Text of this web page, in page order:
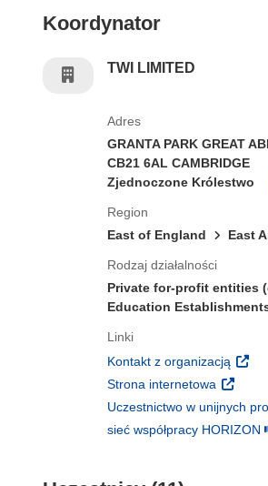
Koordynator
TWI LIMITED
Adres
GRANTA PARK GREAT
CB21 6AL CAMBRIDGE
Zjednoczone Królestwo
Region
East of England
East
Rodzaj działalności
Private for-profit entities
Education
Linki
Kontakt z organizacją
Strona internetowa
Uczestnictwo w unijnych
sieć współpracy HORIZON